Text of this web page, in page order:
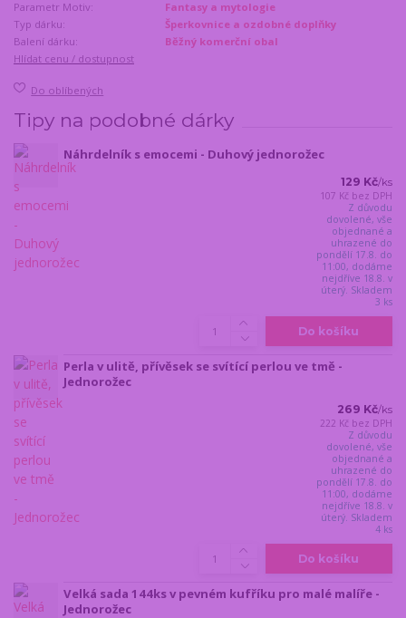
Parametr Motiv:
Fantasy a mytologie
Typ dárku:
Šperkovnice a ozdobné doplňky
Balení dárku:
Běžný komerční obal
Hlídat cenu / dostupnost
Do oblíbených
Tipy na podobné dárky
Náhrdelník s emocemi - Duhový jednorožec
129 Kč/ks
107 Kč bez DPH
Z důvodu
dovolené, vše
objednané a
uhrazené do
pondělí 17.8. do
11:00, dodáme
nejdříve 18.8. v
úterý. Skladem
3 ks
Do košíku
Perla v ulitě, přívěsek se svítící perlou ve tmě -
Jednorožec
269 Kč/ks
222 Kč bez DPH
Z důvodu
dovolené, vše
objednané a
uhrazené do
pondělí 17.8. do
11:00, dodáme
nejdříve 18.8. v
úterý. Skladem
4 ks
Do košíku
Velká sada 144ks v pevném kufříku pro malé malíře -
Jednorožec